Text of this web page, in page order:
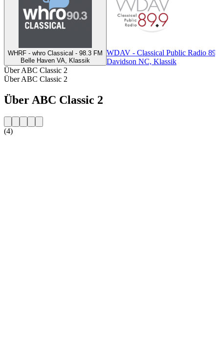
WHRF - whro Classical - 98.3 FM
Belle Haven VA, Klassik
WDAV - Classical Public Radio
Davidson NC, Klassik
Über ABC Classic 2
Über ABC Classic 2
Über ABC Classic 2
(4)